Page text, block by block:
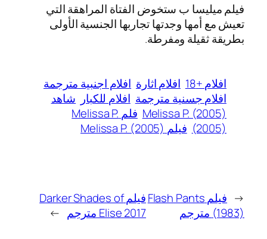
فيلم ميليسا ب ستخوض الفتاة المراهقة التي
تعيش مع أمها وجدتها تجاربها الجنسية الأولى
بطريقة ثقيلة ومفرطة.
افلام +18 افلام اثارة افلام اجنبية مترجمة
افلام جسنية مترجمة افلام للكبار شاهد
Melissa P. (2005)
فلم Melissa P.
(2005) فيلم Melissa P. (2005)
←
فيلم Flash Pants
(1983) مترجم
فيلم Darker Shades of
Elise 2017 مترجم
→